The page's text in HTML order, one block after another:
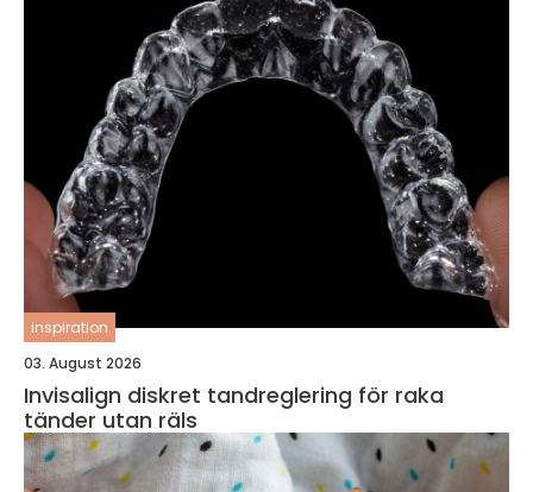
inspiration
03. August 2026
Invisalign diskret tandreglering för raka
tänder utan räls